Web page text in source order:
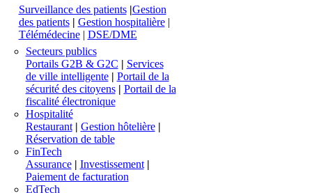
Surveillance des patients |Gestion
des patients| Gestion hospitalière|
Télémédecine| DSE/DME
Secteurs publics
Portails G2B & G2C | Services
de ville intelligente| Portail de la
sécurité des citoyens| Portail de la
fiscalité électronique
Hospitalité
Restaurant| Gestion hôtelière|
Réservation de table
FinTech
Assurance| Investissement|
Paiement de facturation
EdTech